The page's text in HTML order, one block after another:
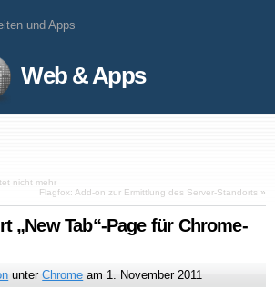
und Apps
Web & Apps
nicht mehr
Flagfox: Add-on zur Ermittlung des Server-Standorts »
„New Tab“-Page für Chrome-
unterChrome am 1. November 2011